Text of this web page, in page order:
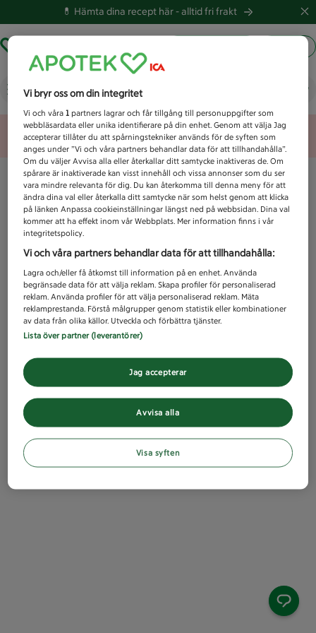
💊 Hämta dina recept här -alltid fri frakt
Vad letar du efter idag?
Unknown error
Vi bryr oss om din integritet
Vi och våra1 partners lagrar och får tillgång till personuppgifter som
webbläsardata eller unika identifierare på din enhet. Genom att välja Jag
accepterar tillåter du att spårningstekniker används för de syften som
anges under ”Vi och våra partners behandlar data för att tillhandahålla”.
Om du väljer Avvisa alla eller återkallar ditt samtycke inaktiveras de. Om
spårare är inaktiverade kan visst innehåll och vissa annonser som du ser
vara mindre relevanta för dig. Du kan återkomma till denna meny för att
ändra dina val eller återkalla ditt samtycke när som helst genom att klicka
på länken Anpassa cookieinställningar längst ned på webbsidan. Dina val
kommer att ha effekt inom vår Webbplats. Mer information finns i vår
integritetspolicy.
Vi och våra partners behandlar data för att tillhandahålla:
Lagra och/eller få åtkomst till information på en enhet. Använda
begränsade data för att välja reklam. Skapa profiler för personaliserad
reklam. Använda profiler för att välja personaliserad reklam. Mäta
reklamprestanda. Förstå målgrupper genom statistik eller kombinationer
av data från olika källor. Utveckla och förbättra tjänster.
Lista över partner (leverantörer)
Avvisa alla
Jag accepterar
Visa syften